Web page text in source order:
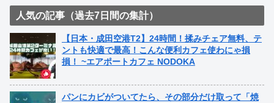
人気の記事（過去7日間の集計）
【日本・成田空港T2】24時間！揉みチェア無料、テ
ントも快適で最高！こんな便利カフェ使わにゃ損
損！ ~エアポートカフェ NODOKA
パンにカビがついてたら、その部分だけ取って「焼